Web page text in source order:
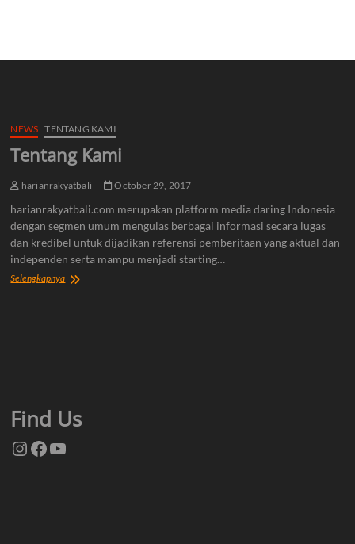
NEWS TENTANG KAMI
Tentang Kami
harianrakyatbali October 29, 2017
harianrakyatbali.com merupakan platform media daring Indonesia
dengan segmen umum mengulas berbagai informasi secara lugas
dan kredibel untuk dijadikan referensi pemberitaan yang aktual dan
independen serta mampu menjadi starting…
SelengkapnyaTentang
Find Us
Instagram
Facebook
YouTube